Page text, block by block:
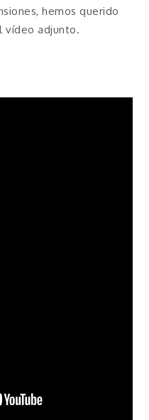
hemos querido
vídeo adjunto.